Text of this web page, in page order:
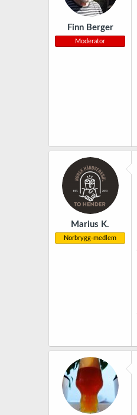
Finn Berger
Moderator
Marius K.
Norbrygg-medlem